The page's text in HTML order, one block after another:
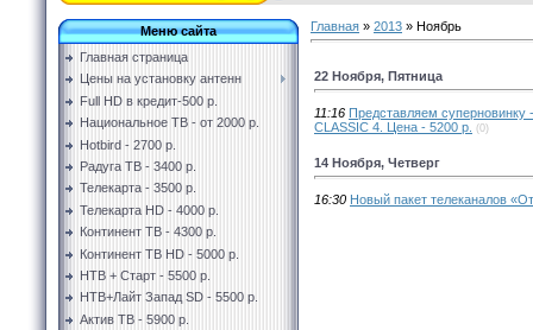
Меню сайта
Главная страница
Цены на установку антенн
Full HD в кредит-500 р.
Национальное ТВ - от 2000 р.
Hotbird - 2700 р.
Радуга ТВ - 3400 р.
Телекарта - 3500 р.
Телекарта HD - 4000 р.
Континент ТВ - 4300 р.
Континент ТВ HD - 5000 р.
НТВ + Старт - 5500 р.
НТВ+Лайт Запад SD - 5500 р.
Актив ТВ - 5900 р.
Главная » 2013 » Ноябрь
22 Ноября, Пятница
11:16 Представляем суперновинку
CLASSIC 4. Цена - 5200 р. (0)
14 Ноября, Четверг
16:30 Новый пакет телеканалов